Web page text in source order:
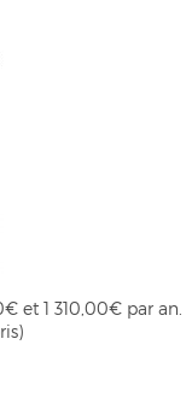
et 1 310,00€ par an.